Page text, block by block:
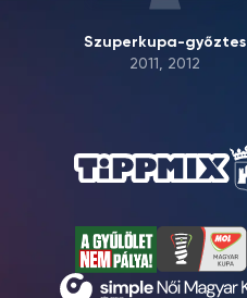
Szuperkupa-győztes
2011, 2012